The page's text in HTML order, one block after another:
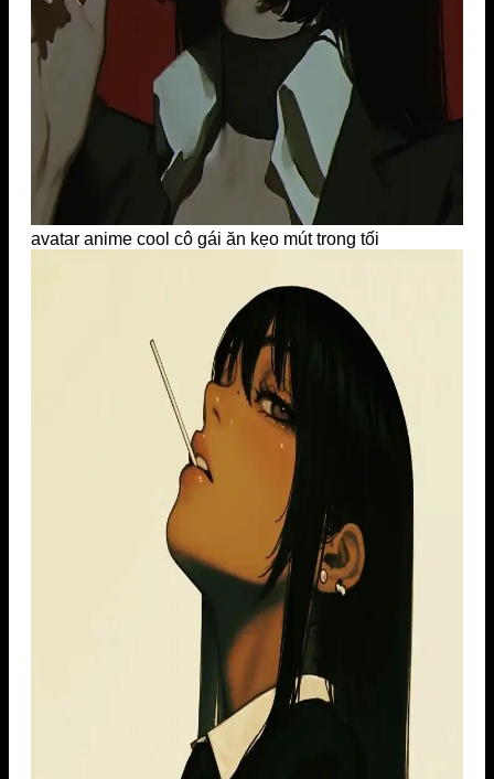
avatar anime cool cô gái ăn kẹo mút trong tối